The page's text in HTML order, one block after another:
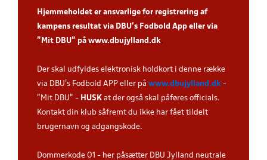
Hjemmeholdet er ansvarlige for registrering af
kampens resultat via DBU’s Fodbold App eller via
”Mit DBU” på www.dbujylland.dk.
Der skal udfyldes elektronisk holdkort i denne række
via DBU's Fodbold APP eller på www.dbujylland.dk -
"Mit DBU" - HUSK at der også skal påføres officials.
Kontakt din klub såfremt du ikke har fået tildelt
brugernavn og adgangskode.
Dommerkode 01 - her påsætter DBU Jylland neutrale